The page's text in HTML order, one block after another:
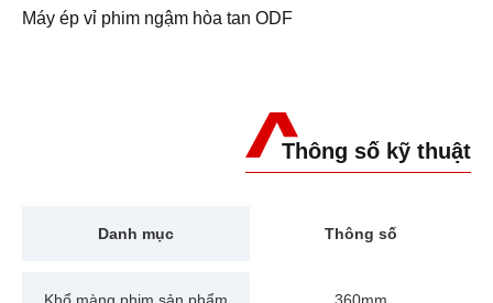
Máy ép vỉ phim ngậm hòa tan ODF
Thông số kỹ thuật
Danh mục Thông số